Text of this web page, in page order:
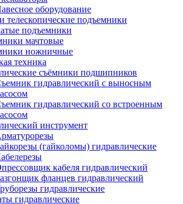
оборудование
подъемники
подъемники
мачтовые
ножничные
техника
съёмники подшипников
гидравлический с выносным
гидравлический со встроенным
инструмент
(гайколомы) гидравлические
кабеля гидравлический
фланцев гидравлический
гидравлические
гидравлические